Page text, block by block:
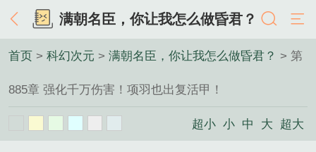
满朝名臣，你让我怎么做昏君？
首页 > 科幻次元 > 满朝名臣，你让我怎么做昏君？ > 第
885章 强化千万伤害！项羽也出复活甲！
超小 小 中 大 超大